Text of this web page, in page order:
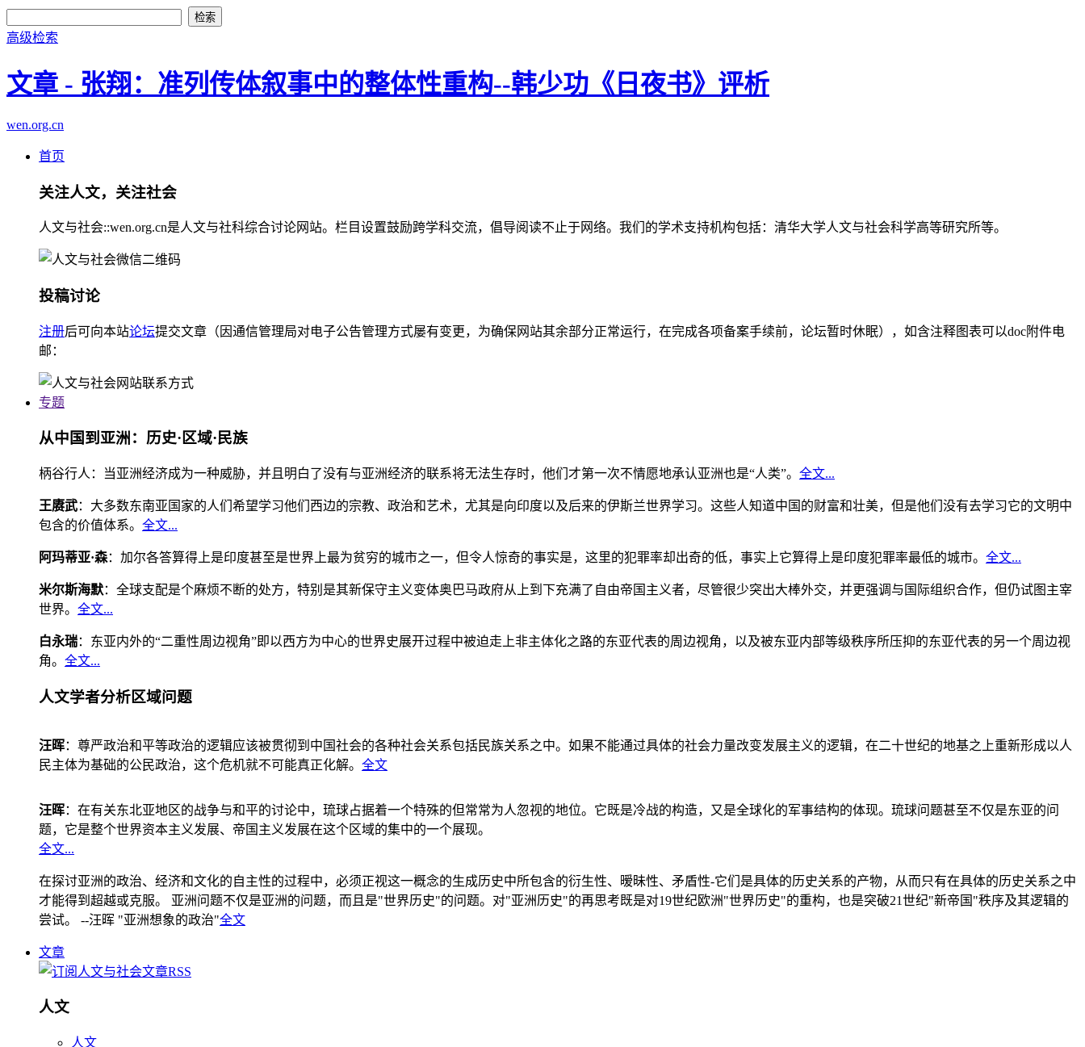
高级检索
文章 - 张翔：准列传体叙事中的整体性重构--韩少功《日夜书》评析
wen.org.cn
首页
关注人文，关注社会
人文与社会::wen.org.cn是人文与社科综合讨论网站。栏目设置鼓励跨学科交流，倡导阅读不止于网络。我们的学术支持机构包括：清华大学人文与社会科学高等研究所等。
投稿讨论
注册后可向本站论坛提交文章（因通信管理局对电子公告管理方式屡有变更，为确保网站其余部分正常运行，在完成各项备案手续前，论坛暂时休眠），如含注释图表可以doc附件电
邮：
专题
从中国到亚洲：历史·区域·民族
柄谷行人：当亚洲经济成为一种威胁，并且明白了没有与亚洲经济的联系将无法生存时，他们才第一次不情愿地承认亚洲也是“人类”。 全文...
王赓武：大多数东南亚国家的人们希望学习他们西边的宗教、政治和艺术，尤其是向印度以及后来的伊斯兰世界学习。这些人知道中国的财富和壮美，但是他们没有去学习它的文明中
包含的价值体系。 全文...
阿玛蒂亚·森：加尔各答算得上是印度甚至是世界上最为贫穷的城市之一，但令人惊奇的事实是，这里的犯罪率却出奇的低，事实上它算得上是印度犯罪率最低的城市。 全文...
米尔斯海默：全球支配是个麻烦不断的处方，特别是其新保守主义变体奥巴马政府从上到下充满了自由帝国主义者，尽管很少突出大棒外交，并更强调与国际组织合作，但仍试图主宰
世界。 全文...
白永瑞：东亚内外的“二重性周边视角”即以西方为中心的世界史展开过程中被迫走上非主体化之路的东亚代表的周边视角，以及被东亚内部等级秩序所压抑的东亚代表的另一个周边视
角。 全文...
人文学者分析区域问题
汪晖：尊严政治和平等政治的逻辑应该被贯彻到中国社会的各种社会关系包括民族关系之中。如果不能通过具体的社会力量改变发展主义的逻辑，在二十世纪的地基之上重新形成以人
民主体为基础的公民政治，这个危机就不可能真正化解。 全文
汪晖：在有关东北亚地区的战争与和平的讨论中，琉球占据着一个特殊的但常常为人忽视的地位。它既是冷战的构造，又是全球化的军事结构的体现。琉球问题甚至不仅是东亚的问
题，它是整个世界资本主义发展、帝国主义发展在这个区域的集中的一个展现。
全文...
在探讨亚洲的政治、经济和文化的自主性的过程中，必须正视这一概念的生成历史中所包含的衍生性、暧昧性、矛盾性-它们是具体的历史关系的产物，从而只有在具体的历史关系之中
才能得到超越或克服。 亚洲问题不仅是亚洲的问题，而且是"世界历史"的问题。对"亚洲历史"的再思考既是对19世纪欧洲"世界历史"的重构，也是突破21世纪"新帝国"秩序及其逻辑的
尝试。 --汪晖 "亚洲想象的政治"全文
文章
人文
人文